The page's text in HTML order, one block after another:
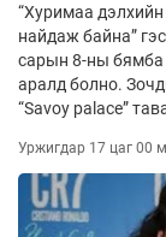
“Хуримаа
найдаж байна”
сарын 8-ны бямба
аралд болно.
“Savoy palace”
Уржигдар 17 цаг 00